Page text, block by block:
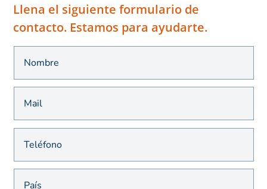
Llena el siguiente formulario de
contacto. Estamos para ayudarte.